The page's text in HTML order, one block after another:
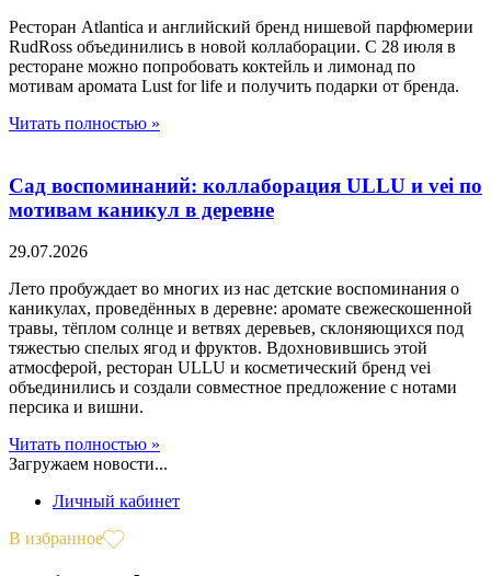
Ресторан Atlantica и английский бренд нишевой парфюмерии
RudRoss объединились в новой коллаборации. С 28 июля в
ресторане можно попробовать коктейль и лимонад по
мотивам аромата Lust for life и получить подарки от бренда.
Читать полностью »
Сад воспоминаний: коллаборация ULLU и vei по
мотивам каникул в деревне
29.07.2026
Лето пробуждает во многих из нас детские воспоминания о
каникулах, проведённых в деревне: аромате свежескошенной
травы, тёплом солнце и ветвях деревьев, склоняющихся под
тяжестью спелых ягод и фруктов. Вдохновившись этой
атмосферой, ресторан ULLU и косметический бренд vei
объединились и создали совместное предложение с нотами
персика и вишни.
Читать полностью »
Загружаем новости...
Личный кабинет
В избранное